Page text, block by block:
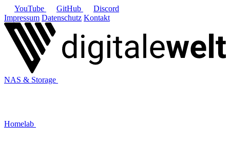
YouTube GitHub
Discord
Impressum Datenschutz Kontakt
NAS & Storage
Homelab